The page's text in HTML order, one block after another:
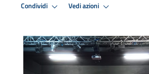
Condividi Vedi azioni